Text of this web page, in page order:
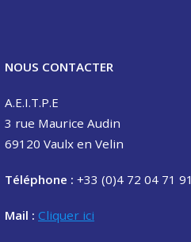
NOUS CONTACTER
A.E.I.T.P.E
3 rue Maurice Audin
69120 Vaulx en Velin
Téléphone : +33 (0)4 72 04 71 91
Mail : Cliquer ici